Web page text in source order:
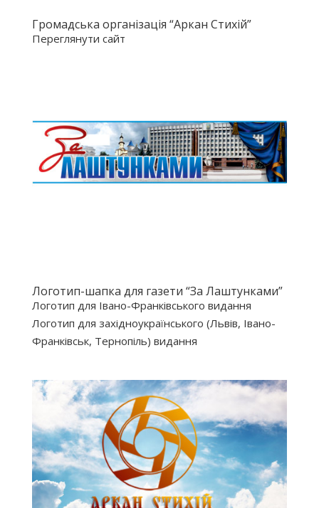
Громадська організація “Аркан Стихій”
Переглянути сайт
Логотип-шапка для газети “За Лаштунками”
Логотип для Івано-Франківського видання
Логотип для західноукраїнського (Львів, Івано-
Франківськ, Тернопіль) видання